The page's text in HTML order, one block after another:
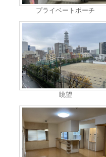
プライベートポーチ
眺望